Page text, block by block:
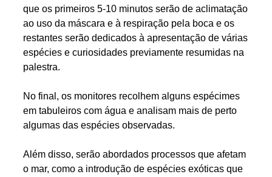
que os primeiros 5-10 minutos serão de aclimatação
ao uso da máscara e à respiração pela boca e os
restantes serão dedicados à apresentação de várias
espécies e curiosidades previamente resumidas na
palestra.
No final, os monitores recolhem alguns espécimes
em tabuleiros com água e analisam mais de perto
algumas das espécies observadas.
Além disso, serão abordados processos que afetam
o mar, como a introdução de espécies exóticas que